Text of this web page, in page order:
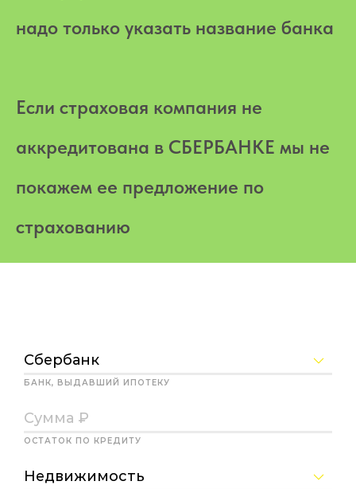
надо только указать название банка
Если страховая компания не
аккредитована в СБЕРБАНКЕ мы не
покажем ее предложение по
страхованию